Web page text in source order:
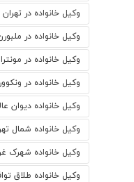
وکیل خانواده در تهران
وکیل خانواده در
وکیل خانواده در
وکیل خانواده در ونکوور
وکیل خانواده دیوان
وکیل خانواده شمال
وکیل خانواده شهرک
وکیل خانواده طلاق